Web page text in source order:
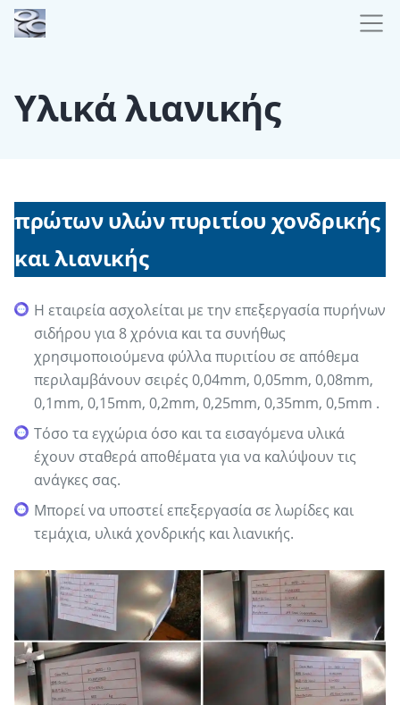
Υλικά λιανικής
πρώτων υλών πυριτίου χονδρικής
και λιανικής
Η εταιρεία ασχολείται με την επεξεργασία πυρήνων
σιδήρου για 8 χρόνια και τα συνήθως
χρησιμοποιούμενα φύλλα πυριτίου σε απόθεμα
περιλαμβάνουν σειρές 0,04mm, 0,05mm, 0,08mm,
0,1mm, 0,15mm, 0,2mm, 0,25mm, 0,35mm, 0,5mm .
Τόσο τα εγχώρια όσο και τα εισαγόμενα υλικά
έχουν σταθερά αποθέματα για να καλύψουν τις
ανάγκες σας.
Μπορεί να υποστεί επεξεργασία σε λωρίδες και
τεμάχια, υλικά χονδρικής και λιανικής.